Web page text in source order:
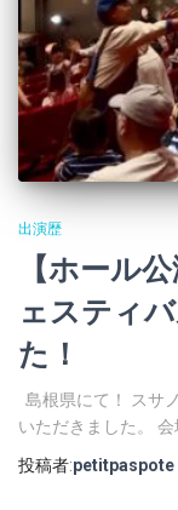
出演歴
【ホール
ェスティ
た！
島根県にて！ スサ
いただきました。 会
投稿者:petitpaspote